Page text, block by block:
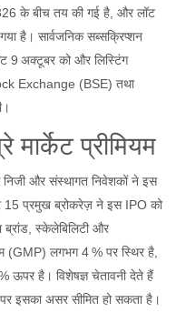
के बीच तय की गई है, और लॉट
है। सार्वजनिक सब्सक्रिप्शन
9 अक्टूबर को और लिस्टिंग
Exchange (BSE) तथा
मार्केट प्रीमियम
और संस्थागत निवेशकों ने इस
15 प्रमुख ब्रोकरेज़ ने इस IPO को
ब्रांड, स्केलेबिलिटी और
(GMP) लगभग 4 % पर स्थिर है,
ऊपर है। विशेषज्ञ चेतावनी देते हैं
इसका असर सीमित हो सकता है।